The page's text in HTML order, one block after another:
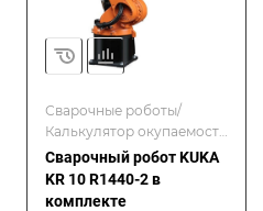
Сварочные роботы/
Калькулятор окупаемости
роботизированной
сварки
Сварочный робот KUKA
KR 10 R1440-2 в
комплекте